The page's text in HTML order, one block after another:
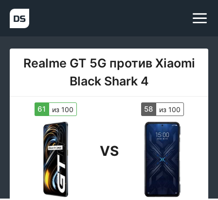
Realme GT 5G против Xiaomi
Black Shark 4
61 из 100
VS
58 из 100